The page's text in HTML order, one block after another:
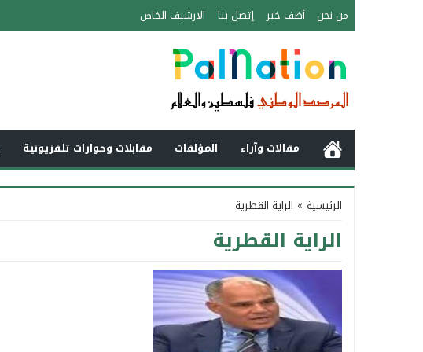
من نحن أضف خبر إتصل بنا الارشيف الخاص
مقالات وآراء المؤلفات مقابلات وحوارات تلفزيونية
الرئيسية » الراية القطرية
الراية القطرية